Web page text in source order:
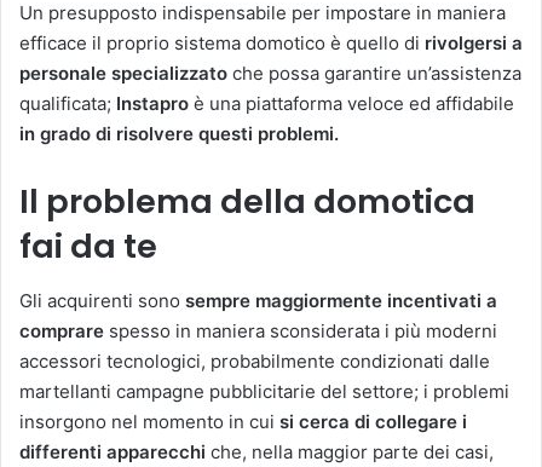
Un presupposto indispensabile per impostare in maniera
efficace il proprio sistema domotico è quello di rivolgersi a
personale specializzato che possa garantire un’assistenza
qualificata; Instapro è una piattaforma veloce ed affidabile
in grado di risolvere questi problemi.
Il problema della domotica
fai da te
Gli acquirenti sono sempre maggiormente incentivati a
comprare spesso in maniera sconsiderata i più moderni
accessori tecnologici, probabilmente condizionati dalle
martellanti campagne pubblicitarie del settore; i problemi
insorgono nel momento in cui si cerca di collegare i
differenti apparecchi che, nella maggior parte dei casi,